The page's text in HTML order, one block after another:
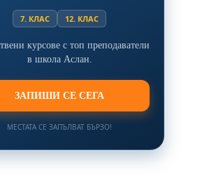
7. КЛАС 12. КЛАС
курсове с топ преподаватели
в школа Аслан.
ЗАПИШИ СЕ СЕГА
МЕСТАТА СЕ ЗАПЪЛВАТ БЪРЗО!